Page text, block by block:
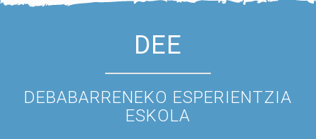
DEE
DEBABARRENEKO ESPERIENTZIA
ESKOLA